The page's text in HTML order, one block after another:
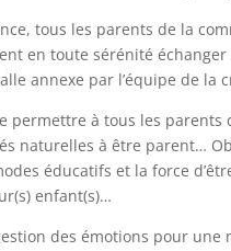
tous les parents de la
en toute sérénité
annexe par l’équipe de la
permettre à tous les parents
naturelles à être parent…
éducatifs et la force
enfant(s)…
des émotions pour